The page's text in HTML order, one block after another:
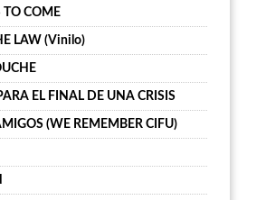
TO COME
LAW (Vinilo)
EL FINAL DE UNA CRISIS
(WE REMEMBER CIFU)